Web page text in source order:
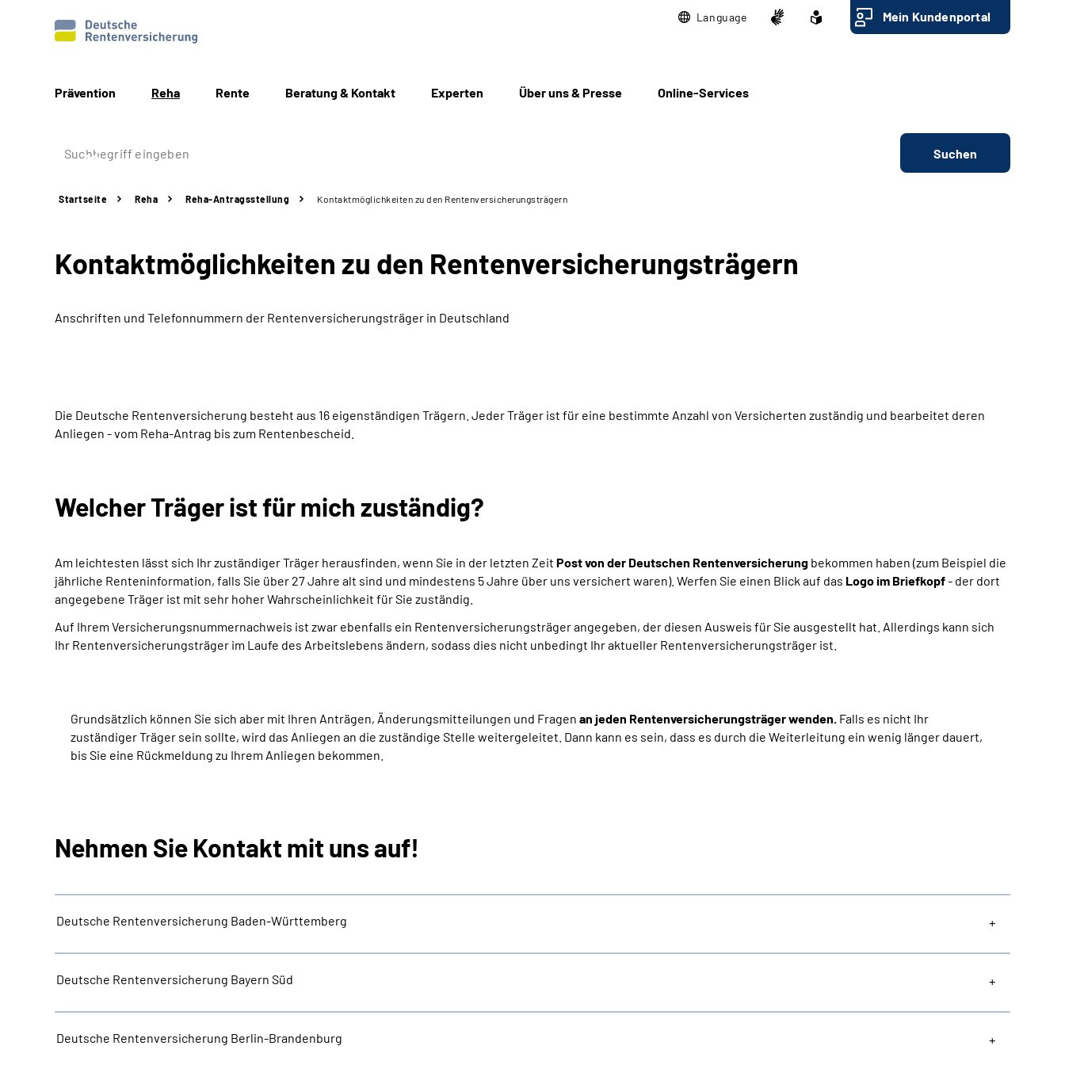
Language Mein Kundenportal
Prävention Reha Rente Beratung & Kontakt Experten Über uns & Presse Online-Services
Suchen
Startseite Reha Reha-Antragsstellung Kontaktmöglichkeiten zu den Rentenversicherungsträgern
Kontaktmöglichkeiten zu den Rentenversicherungsträgern
Anschriften und Telefonnummern der Rentenversicherungsträger in Deutschland
Die Deutsche Rentenversicherung besteht aus 16 eigenständigen Trägern. Jeder Träger ist für eine bestimmte Anzahl von Versicherten zuständig und bearbeitet deren
Anliegen - vom Reha-Antrag bis zum Rentenbescheid.
Welcher Träger ist für mich zuständig?
Am leichtesten lässt sich Ihr zuständiger Träger herausfinden, wenn Sie in der letzten Zeit Post von der Deutschen Rentenversicherung bekommen haben (zum Beispiel die
jährliche Renteninformation, falls Sie über 27 Jahre alt sind und mindestens 5 Jahre über uns versichert waren). Werfen Sie einen Blick auf das Logo im Briefkopf- der dort
angegebene Träger ist mit sehr hoher Wahrscheinlichkeit für Sie zuständig.
Auf Ihrem Versicherungsnummernachweis ist zwar ebenfalls ein Rentenversicherungsträger angegeben, der diesen Ausweis für Sie ausgestellt hat. Allerdings kann sich
Ihr Rentenversicherungsträger im Laufe des Arbeitslebens ändern, sodass dies nicht unbedingt Ihr aktueller Rentenversicherungsträger ist.
Grundsätzlich können Sie sich aber mit Ihren Anträgen, Änderungsmitteilungen und Fragen an jeden Rentenversicherungsträger wenden. Falls es nicht Ihr
zuständiger Träger sein sollte, wird das Anliegen an die zuständige Stelle weitergeleitet. Dann kann es sein, dass es durch die Weiterleitung ein wenig länger dauert,
bis Sie eine Rückmeldung zu Ihrem Anliegen bekommen.
Nehmen Sie Kontakt mit uns auf!
Deutsche Rentenversicherung Baden-Württemberg
Deutsche Rentenversicherung Bayern Süd
Deutsche Rentenversicherung Berlin-Brandenburg